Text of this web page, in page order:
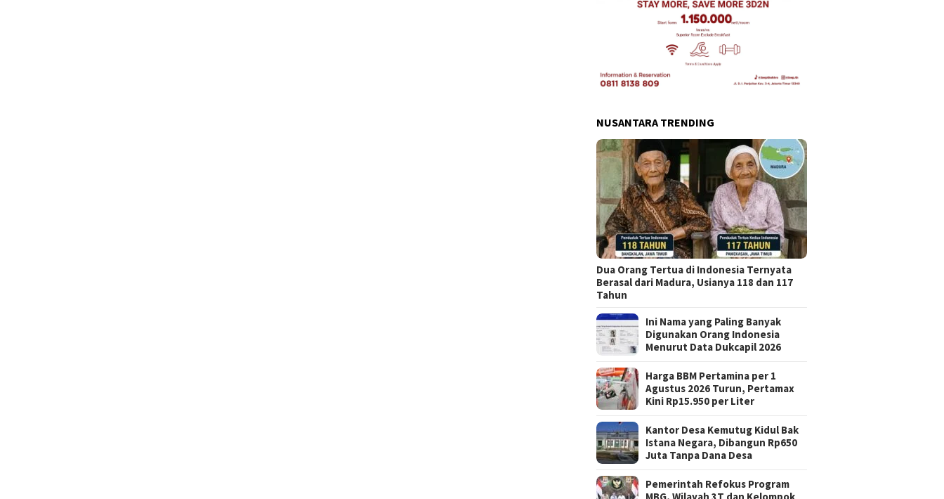
NUSANTARA TRENDING
Dua Orang Tertua di Indonesia Ternyata
Berasal dari Madura, Usianya 118 dan 117
Tahun
Ini Nama yang Paling Banyak
Digunakan Orang Indonesia
Menurut Data Dukcapil 2026
Harga BBM Pertamina per 1
Agustus 2026 Turun, Pertamax
Kini Rp15.950 per Liter
Kantor Desa Kemutug Kidul Bak
Istana Negara, Dibangun Rp650
Juta Tanpa Dana Desa
Pemerintah Refokus Program